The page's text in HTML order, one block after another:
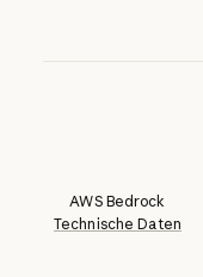
AWS Bedrock
Technische Daten